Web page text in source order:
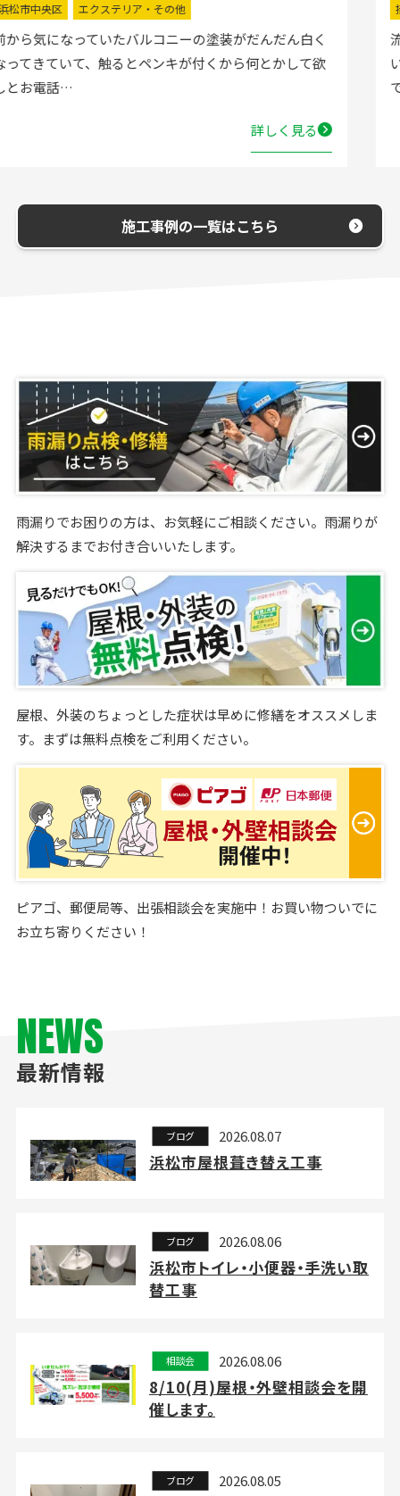
掛川市 水回りリフォーム
流し台の水栓が壊れたので直してほしいと弊社にお電話
いただきました。確認した所、水栓の吐水が落ちたよう
で取替する…
詳しく見る
施工事例の一覧はこちら
雨漏りでお困りの方は、お気軽にご相談ください。雨漏りが
解決するまでお付き合いいたします。
屋根、外装のちょっとした症状は早めに修繕をオススメしま
す。まずは無料点検をご利用ください。
ピアゴ、郵便局等、出張相談会を実施中！お買い物ついでに
お立ち寄りください！
NEWS
最新情報
ブログ 2026.08.07
浜松市屋根葺き替え工事
ブログ 2026.08.06
浜松市トイレ・小便器・手洗い取
替工事
相談会 2026.08.06
8/10(月)屋根・外壁相談会を開
催します。
ブログ 2026.08.05